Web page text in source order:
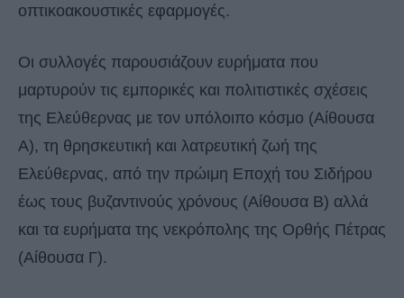
οπτικοακουστικές εφαρμογές.
Οι συλλογές παρουσιάζουν ευρήματα που
μαρτυρούν τις εμπορικές και πολιτιστικές σχέσεις
της Ελεύθερνας με τον υπόλοιπο κόσμο (Αίθουσα
Α), τη θρησκευτική και λατρευτική ζωή της
Ελεύθερνας, από την πρώιμη Εποχή του Σιδήρου
έως τους βυζαντινούς χρόνους (Αίθουσα Β) αλλά
και τα ευρήματα της νεκρόπολης της Ορθής Πέτρας
(Αίθουσα Γ).